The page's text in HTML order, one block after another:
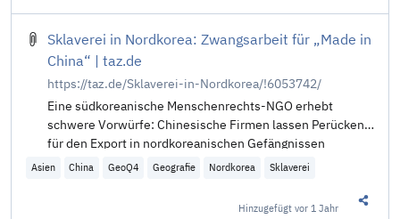
Sklaverei in Nordkorea: Zwangsarbeit für „Made in
China“ | taz.de
https://taz.de/Sklaverei-in-Nordkorea/!6053742/
Eine südkoreanische Menschenrechts-NGO erhebt
schwere Vorwürfe: Chinesische Firmen lassen Perücken
für den Export in nordkoreanischen Gefängnissen
produzieren.
Asien China GeoQ4 Geografie Nordkorea Sklaverei
Hinzugefügtvor 1 Jahr